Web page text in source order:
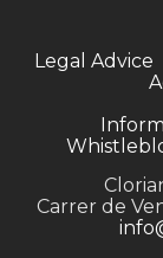
Legal Advice
Carrer de